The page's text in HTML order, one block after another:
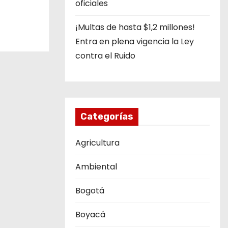
oficiales
¡Multas de hasta $1,2 millones!
Entra en plena vigencia la Ley
contra el Ruido
Categorías
Agricultura
Ambiental
Bogotá
Boyacá